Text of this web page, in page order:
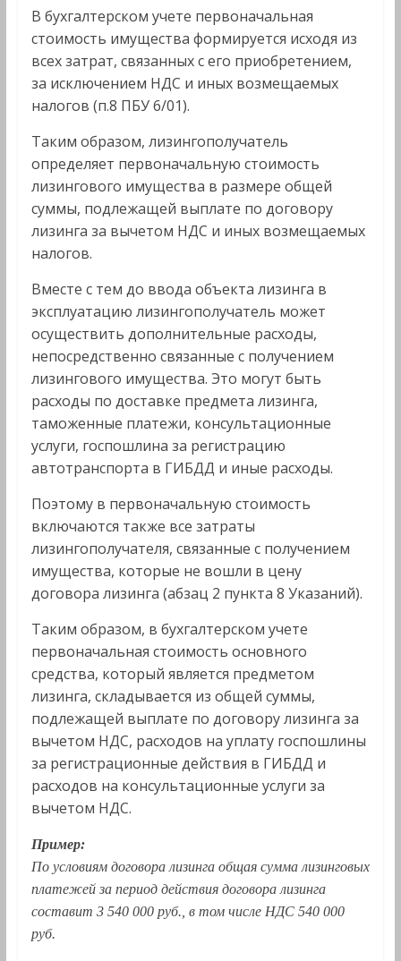
В бухгалтерском учете первоначальная
стоимость имущества формируется исходя из
всех затрат, связанных с его приобретением,
за исключением НДС и иных возмещаемых
налогов (п.8 ПБУ 6/01).
Таким образом, лизингополучатель
определяет первоначальную стоимость
лизингового имущества в размере общей
суммы, подлежащей выплате по договору
лизинга за вычетом НДС и иных возмещаемых
налогов.
Вместе с тем до ввода объекта лизинга в
эксплуатацию лизингополучатель может
осуществить дополнительные расходы,
непосредственно связанные с получением
лизингового имущества. Это могут быть
расходы по доставке предмета лизинга,
таможенные платежи, консультационные
услуги, госпошлина за регистрацию
автотранспорта в ГИБДД и иные расходы.
Поэтому в первоначальную стоимость
включаются также все затраты
лизингополучателя, связанные с получением
имущества, которые не вошли в цену
договора лизинга (абзац 2 пункта 8 Указаний).
Таким образом, в бухгалтерском учете
первоначальная стоимость основного
средства, который является предметом
лизинга, складывается из общей суммы,
подлежащей выплате по договору лизинга за
вычетом НДС, расходов на уплату госпошлины
за регистрационные действия в ГИБДД и
расходов на консультационные услуги за
вычетом НДС.
Пример:
По условиям договора лизинга общая сумма лизинговых
платежей за период действия договора лизинга
составит 3 540 000 руб., в том числе НДС 540 000
руб.